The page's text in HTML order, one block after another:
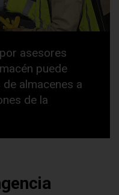
asesores
puede
almacenes a
de la